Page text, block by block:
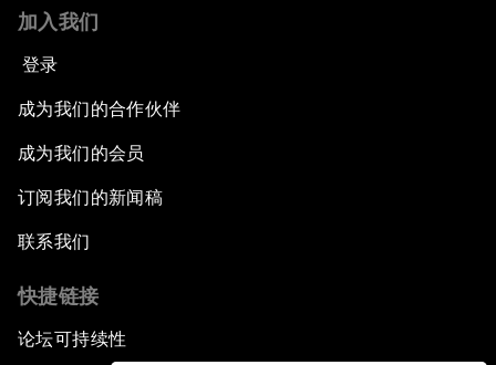
加入我们
登录
成为我们的合作伙伴
成为我们的会员
订阅我们的新闻稿
联系我们
快捷链接
论坛可持续性